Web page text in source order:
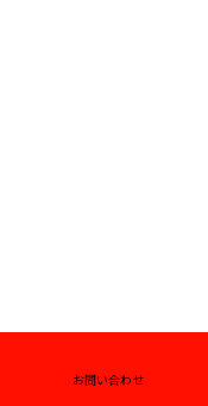
お問い合わせ